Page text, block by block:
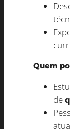
Quem
de